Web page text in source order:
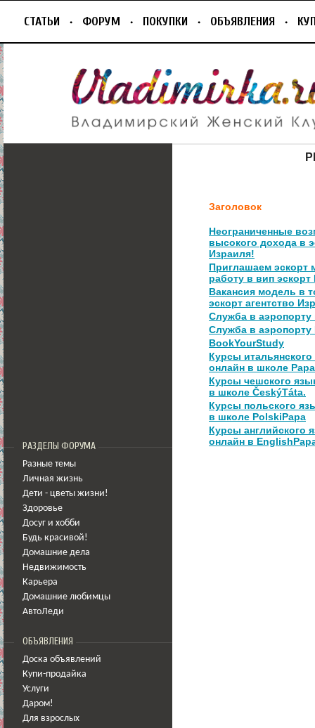
СТАТЬИ ФОРУМ ПОКУПКИ ОБЪЯВЛЕНИЯ
РАЗДЕЛЫ ФОРУМА
Разные темы
Личная жизнь
Дети - цветы жизни!
Здоровье
Досуг и хобби
Будь красивой!
Домашние дела
Недвижимость
Карьера
Домашние любимцы
АвтоЛеди
ОБЪЯВЛЕНИЯ
Доска объявлений
Купи-продайка
Услуги
Даром!
Для взрослых
Заголовок
Неограниченные
высокого дохода в
Израиля!
Приглашаем эскорт
работу в вип эскорт
Вакансия модель в
эскорт агентство
Служба в аэропорту
Служба в аэропорту
BookYourStudy
Курсы итальянского
онлайн в школе
Курсы чешского
в школе ČeskýTáta.
Курсы польского
в школе PolskiPapa
Курсы английского
онлайн в